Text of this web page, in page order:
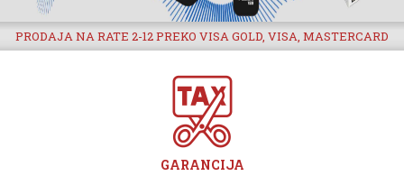
PRODAJA NA RATE 2-12 PREKO VISA GOLD, VISA, MASTERCARD
GARANCIJA